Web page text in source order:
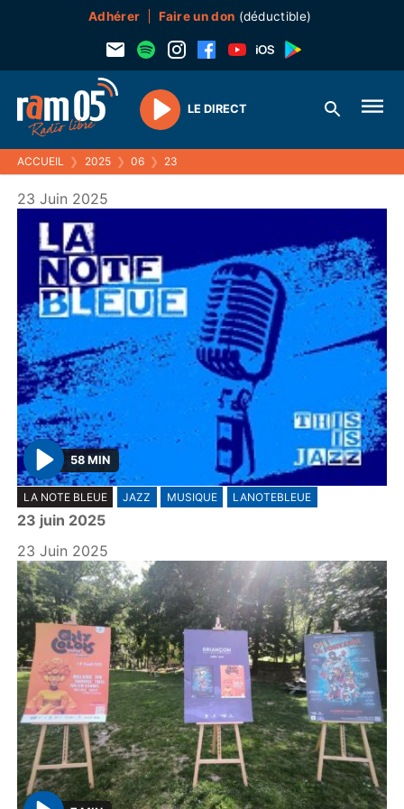
Adhérer Faire un don (déductible)
Play
LE DIRECT
ACCUEIL ❯ 2025 ❯ 06 ❯ 23
23 Juin 2025
P
l
a
y
58 MIN
LA NOTE BLEUE JAZZ MUSIQUE LANOTEBLEUE
23 juin 2025
23 Juin 2025